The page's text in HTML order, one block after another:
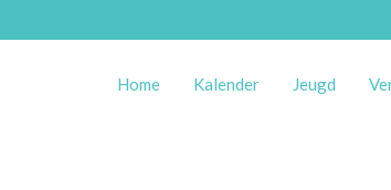
Home Kalender Jeugd